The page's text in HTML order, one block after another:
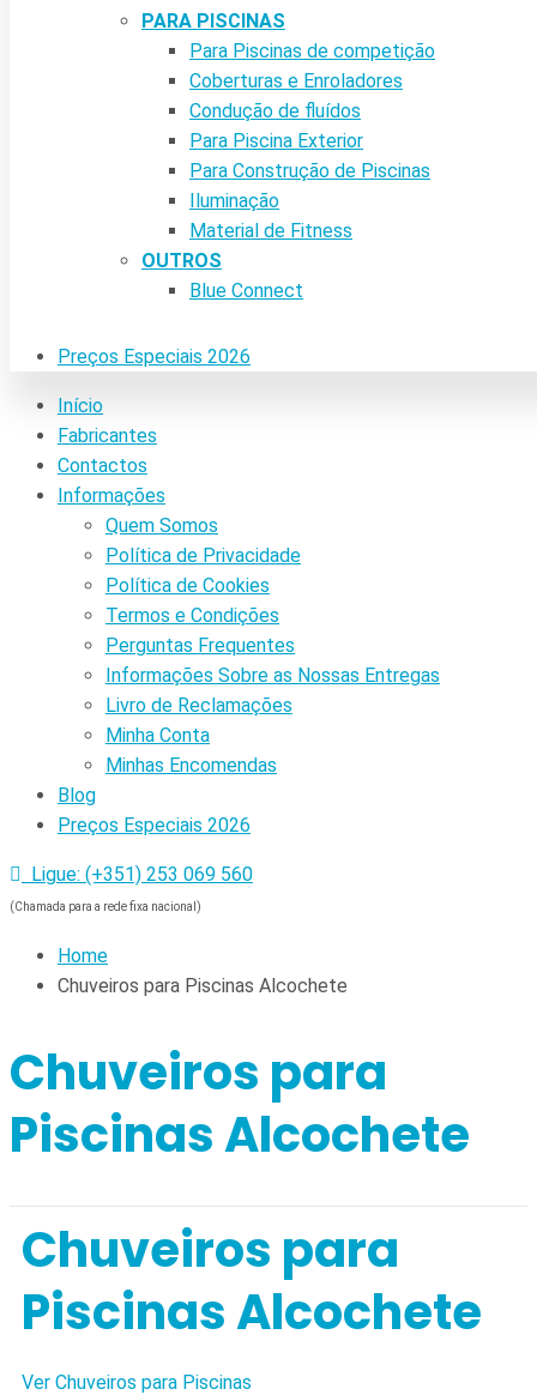
PARA PISCINAS
Para Piscinas de competição
Coberturas e Enroladores
Condução de fluídos
Para Piscina Exterior
Para Construção de Piscinas
Iluminação
Material de Fitness
OUTROS
Blue Connect
Preços Especiais 2026
Início
Fabricantes
Contactos
Informações
Quem Somos
Política de Privacidade
Política de Cookies
Termos e Condições
Perguntas Frequentes
Informações Sobre as Nossas Entregas
Livro de Reclamações
Minha Conta
Minhas Encomendas
Blog
Preços Especiais 2026
Ligue: (+351) 253 069 560
(Chamada para a rede fixa nacional)
Home
Chuveiros para Piscinas Alcochete
Chuveiros para
Piscinas Alcochete
Chuveiros para
Piscinas Alcochete
Ver Chuveiros para Piscinas